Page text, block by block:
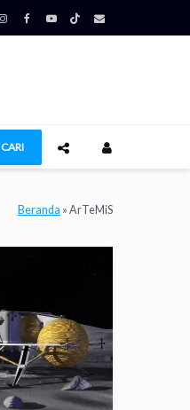
CARI
Beranda » ArTeMiS